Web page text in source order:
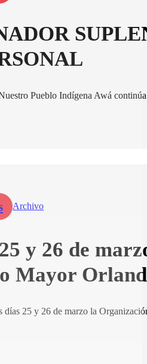
Pueblo Indígena Awá
Archivo
y 26 de
Mayor
25 y 26 de marzo la